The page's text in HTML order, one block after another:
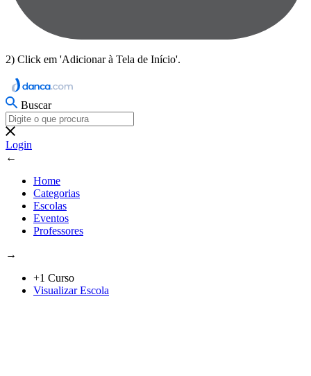
2) Click em 'Adicionar à Tela de Início'.
Buscar
Login
←
Home
Categorias
Escolas
Eventos
Professores
→
+1 Curso
Visualizar Escola